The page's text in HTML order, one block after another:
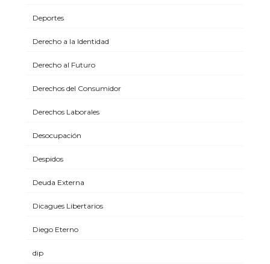
Deportes
Derecho a la Identidad
Derecho al Futuro
Derechos del Consumidor
Derechos Laborales
Desocupación
Despidos
Deuda Externa
Dicagues Libertarios
Diego Eterno
dip